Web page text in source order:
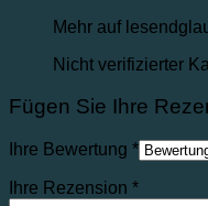
Mehr auf
Nicht verifizierter
Fügen Sie Ihre
Ihre Bewertung *
Ihre Rezension *